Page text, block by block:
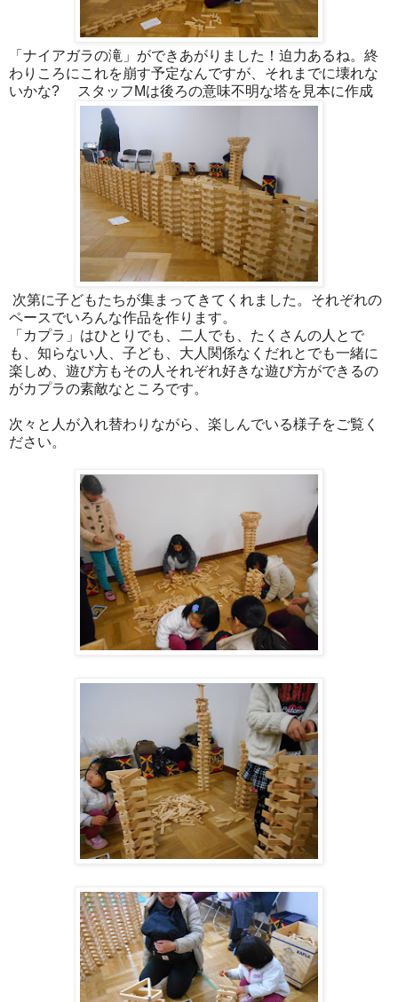
「ナイアガラの滝」ができあがりました！迫力あるね。終
わりころにこれを崩す予定なんですが、それまでに壊れな
いかな? スタッフMは後ろの意味不明な塔を見本に作成
次第に子どもたちが集まってきてくれました。それぞれの
ペースでいろんな作品を作ります。
「カプラ」はひとりでも、二人でも、たくさんの人とで
も、知らない人、子ども、大人関係なくだれとでも一緒に
楽しめ、遊び方もその人それぞれ好きな遊び方ができるの
がカプラの素敵なところです。
次々と人が入れ替わりながら、楽しんでいる様子をご覧く
ださい。